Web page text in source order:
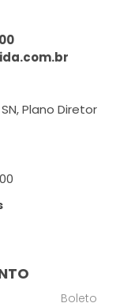
SN, Plano Diretor
Boleto